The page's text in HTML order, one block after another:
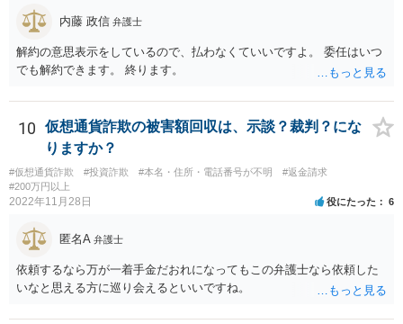
不用意、不注意、未熟、無能、無知、愚昧等に対して向けられ、それ
らにつけ込むものであるから、被害者が加害者の思惑どおりに落ち度
等を示したからといって、これをもって被害者の過失と評価し、被害
者の加害者に対する損害賠償から被害者の落ち度等相当分を減額する
ことにすれば必ず不法行為の成果をその分確保することができること
になるが、そのような事態を容認することは、結果として、不法行為
のやり得を保証するに等しく、故意の不法行為を助長、支援、奨励す
るにも似て、明らかに正義と法の精神に反するからである。したがっ
て、故意の不法行為の場合、特段の事情がない限り、被害者の落ち度
等を過失と評価して損害額の減額事由とすることは許されない。」と
判示した。 （２）東京高等裁判所平成３０年５月２３日裁判例 裁判所
は、「故意ある不法行為（詐欺行為）に対する過失相殺の適用」につ
いて「本件のような故意による不法行為であって犯罪成立可能性すら
あるものによる被害について、過失相殺をすることは、極力避けるべ
きである。・・・過失相殺は、当事者間の公平を図るため、損害賠償
の額を定めるに当たって、被害者の過失を考慮する制度であるとこ
ろ、第１審被告らの不法行為は、故意による違法な詐欺行為であっ
て、このような場合に、被害者である第１審原告らの損害額を減額す
内藤 政信 弁護士
解約の意思表示をしているので、払わなくていいですよ。 委任はいつ
でも解約できます。 終ります。
10
仮想通貨詐欺の被害額回収は、示談？裁判？にな
りますか？
#仮想通貨詐欺 #投資詐欺 #本名・住所・電話番号が不明
#返金請求
#200万円以上
2022年11月28日 役にたった 6
匿名A 弁護士
依頼するなら万が一着手金だおれになってもこの弁護士なら依頼した
いなと思える方に巡り会えるといいですね。